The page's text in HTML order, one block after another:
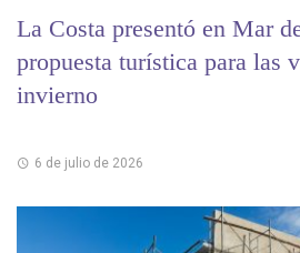
La Costa presentó en Mar
propuesta turística para las
invierno
6 de julio de 2026